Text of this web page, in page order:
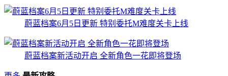
蔚蓝档案6月5日更新 特别委托M难度关卡上线
蔚蓝档案新活动开启 全新角色一花即将登场